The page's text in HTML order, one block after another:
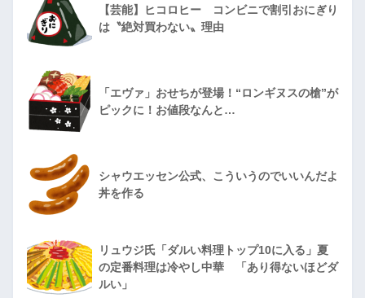
【芸能】ヒコロヒー コンビニで割引おにぎり
は〝絶対買わない〟理由
「エヴァ」おせちが登場！“ロンギヌスの槍”が
ピックに！お値段なんと…
シャウエッセン公式、こういうのでいいんだよ
丼を作る
リュウジ氏「ダルい料理トップ10に入る」夏
の定番料理は冷やし中華 「あり得ないほどダ
ルい」